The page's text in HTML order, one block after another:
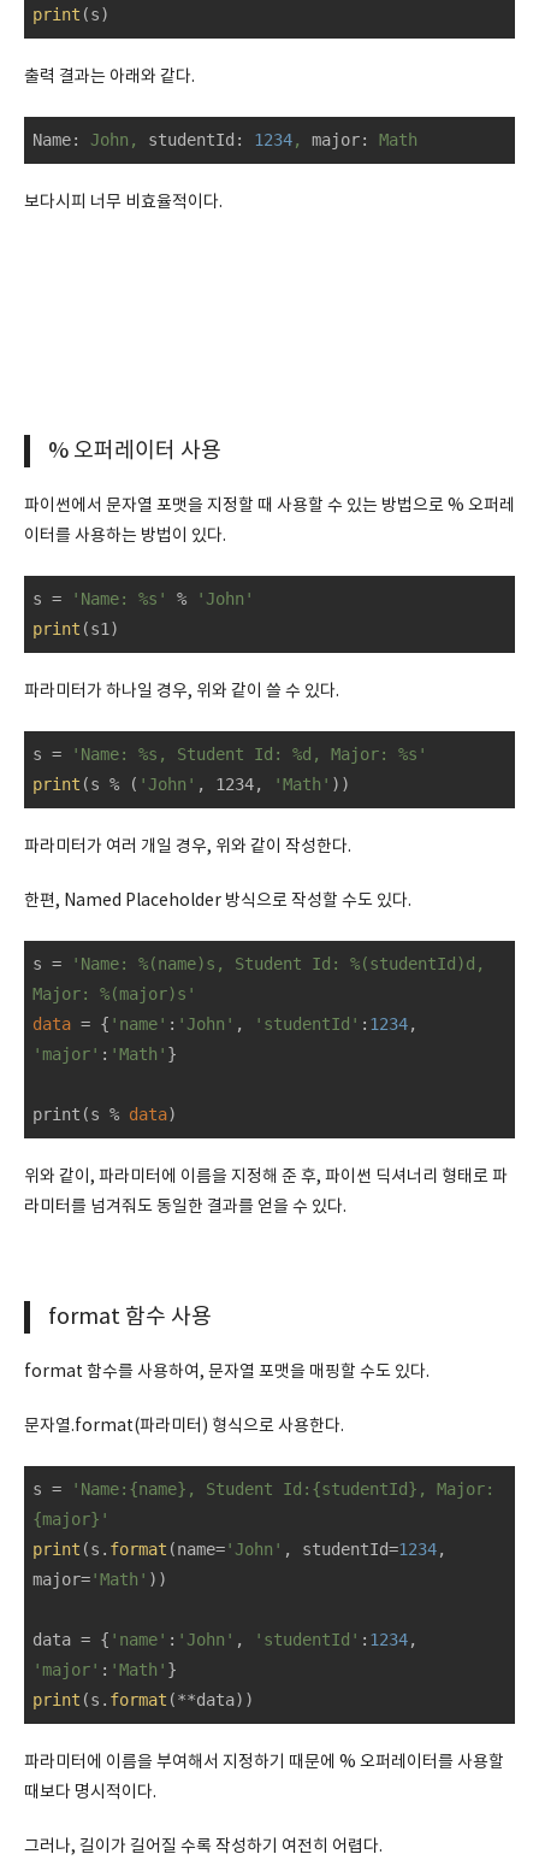
print (s)
출력 결과는 아래와 같다.
Name: John, studentId: 1234, major: Math
보다시피 너무 비효율적이다.
% 오퍼레이터 사용
파이썬에서 문자열 포맷을 지정할 때 사용할 수 있는 방법으로 % 오퍼레
이터를 사용하는 방법이 있다.
s = 'Name: %s' %
'John'
print (s1)
파라미터가 하나일 경우, 위와 같이 쓸 수 있다.
s =
'Name: %s, Student Id: %d, Major: %s'
print (s % ( 'John' , 1234, 'Math' ))
파라미터가 여러 개일 경우, 위와 같이 작성한다.
한편, Named Placeholder 방식으로 작성할 수도 있다.
s =
'Name: %(name)s, Student Id: %(studentId)d,
Major: %(major)s'
data = { 'name' : 'John' , 'studentId' : 1234
'major' : 'Math' }
print(s % data)
위와 같이, 파라미터에 이름을 지정해 준 후, 파이썬 딕셔너리 형태로 파
라미터를 넘겨줘도 동일한 결과를 얻을 수 있다.
format 함수 사용
format 함수를 사용하여, 문자열 포맷을 매핑할 수도 있다.
문자열.format(파라미터) 형식으로 사용한다.
s =
'Name:{name}, Student Id:{studentId}, Major:
{major}'
print (s. format (name='John' , studentId=1234,
major='Math' ))
data = { 'name' : 'John' , 'studentId' : 1234
'major' : 'Math'
print (s. format (**data))
파라미터에 이름을 부여해서 지정하기 때문에 % 오퍼레이터를 사용할
때보다 명시적이다.
그러나, 길이가 길어질 수록 작성하기 여전히 어렵다.